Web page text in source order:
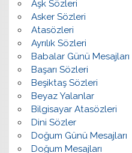
Aşk Sözleri
Asker Sözleri
Atasözleri
Ayrılık Sözleri
Babalar Günü Mesajları
Başarı Sözleri
Beşiktaş Sözleri
Beyaz Yalanlar
Bilgisayar Atasözleri
Dini Sözler
Doğum Günü Mesajları
Doğum Mesajları